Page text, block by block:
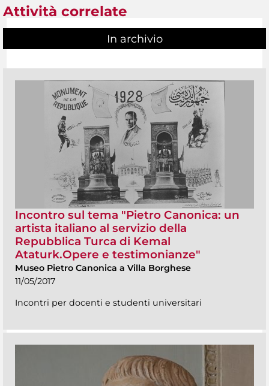
Attività correlate
In archivio
Incontro sul tema "Pietro Canonica: un
artista italiano al servizio della
Repubblica Turca di Kemal
Ataturk.Opere e testimonianze"
Museo Pietro Canonica a Villa Borghese
11/05/2017
Incontri per docenti e studenti universitari